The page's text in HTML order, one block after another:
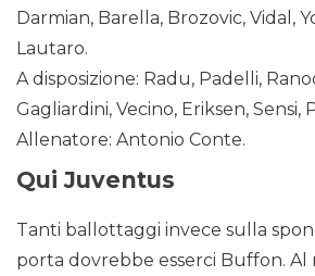
Darmian, Barella, Brozovic, Vidal,
Lautaro.
A disposizione: Radu, Padelli,
Gagliardini, Vecino, Eriksen, Sensi,
Allenatore: Antonio Conte.
Qui Juventus
Tanti ballottaggi invece sulla
porta dovrebbe esserci Buffon.